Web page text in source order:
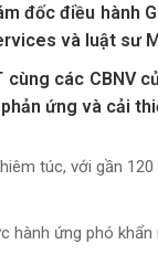
đốc điều hành
và luật sư
cùng các CBNV
ứng và cải
túc, với gần
hành ứng phó